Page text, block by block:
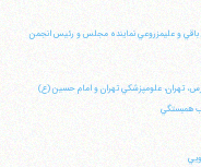
باقي و عليمزروعي نماينده مجلس و رئيس انجمن